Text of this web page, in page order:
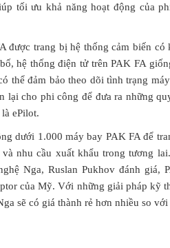
tối ưu khả năng hoạt động của
được trang bị hệ thống cảm biến có
hệ thống điện tử trên PAK FA
thể đảm bảo theo dõi tình trạng
lại cho phi công để đưa ra những
ePilot.
dưới 1.000 máy bay PAK FA để
nhu cầu xuất khẩu trong tương
Nga, Ruslan Pukhov đánh giá,
của Mỹ. Với những giải pháp kỹ
sẽ có giá thành rẻ hơn nhiều so